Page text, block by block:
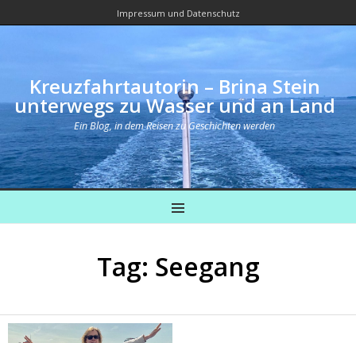
Impressum und Datenschutz
Kreuzfahrtautorin – Brina Stein
unterwegs zu Wasser und an Land
Ein Blog, in dem Reisen zu Geschichten werden
MENU
Tag: Seegang